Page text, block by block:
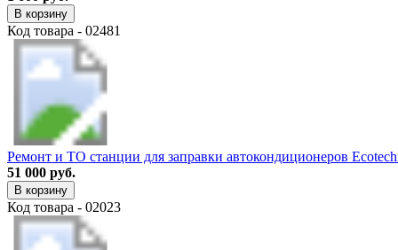
В корзину
Код товара - 02481
Ремонт и ТО станции для заправки автокондиционеров
51 000 руб.
В корзину
Код товара - 02023